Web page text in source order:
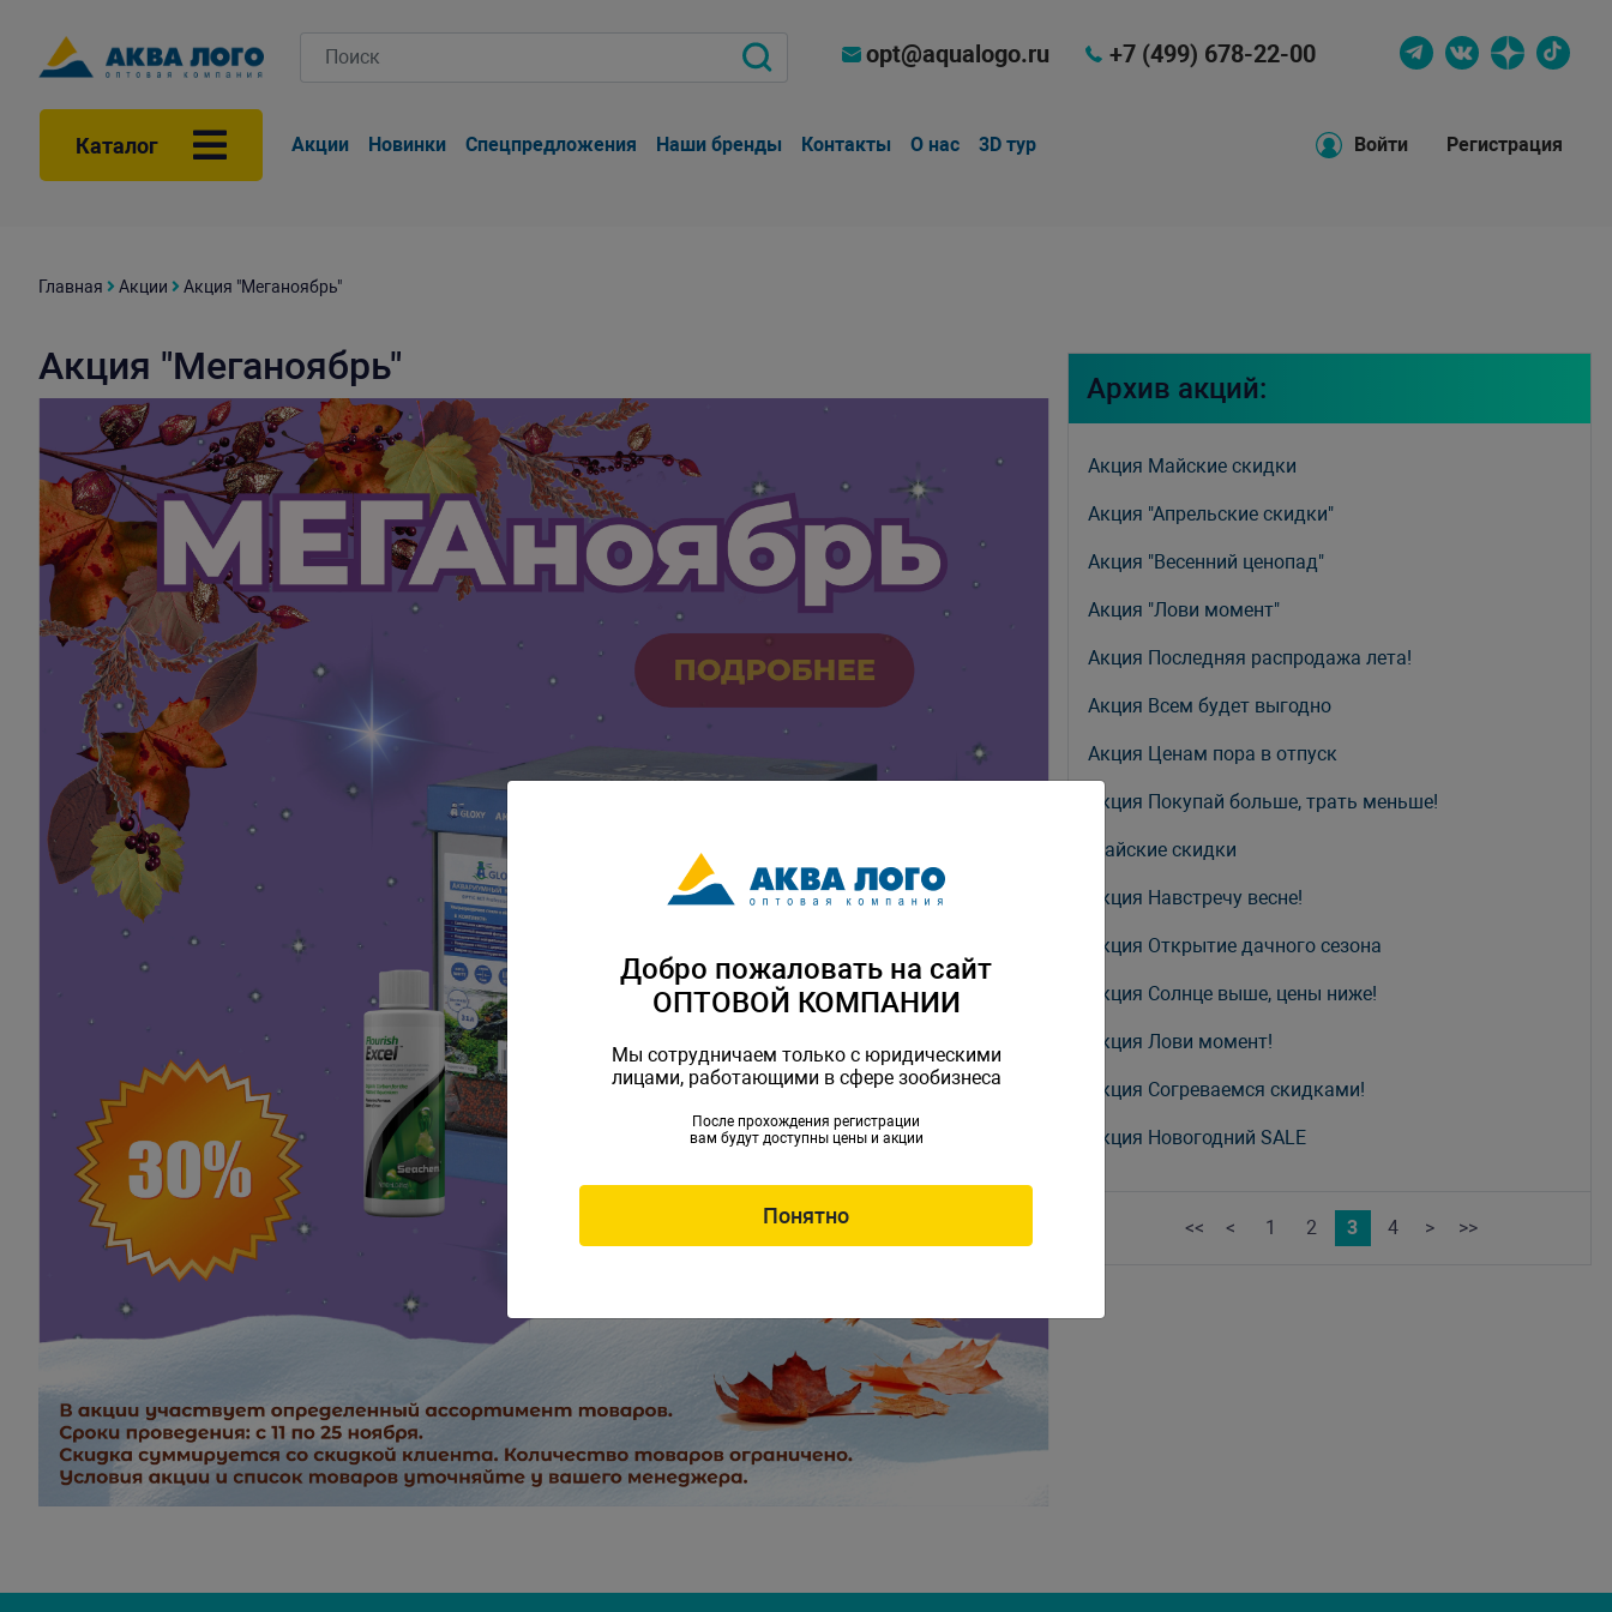
opt@aqualogo.ru +7 (499) 678-22-00
Каталог Акции Новинки Спецпредложения Наши бренды Контакты О нас 3D тур Войти Регистрация
Главная Акции Акция "Меганоябрь"
Акция "Меганоябрь" Архив акций:
Акция Майские скидки
Акция "Апрельские скидки"
Акция "Весенний ценопад"
Акция "Лови момент"
Акция Последняя распродажа лета!
Акция Всем будет выгодно
Акция Ценам пора в отпуск
Акция Покупай больше, трать меньше!
Майские скидки
Акция Навстречу весне!
Акция Открытие дачного сезона
Акция Солнце выше, цены ниже!
Акция Лови момент!
Акция Согреваемся скидками!
Акция Новогодний SALE
<< < 1 2 3 4 > >>
Добро пожаловать на сайт
ОПТОВОЙ КОМПАНИИ
Мы сотрудничаем только с юридическими
лицами, работающими в сфере зообизнеса
После прохождения регистрации
вам будут доступны цены и акции
Понятно